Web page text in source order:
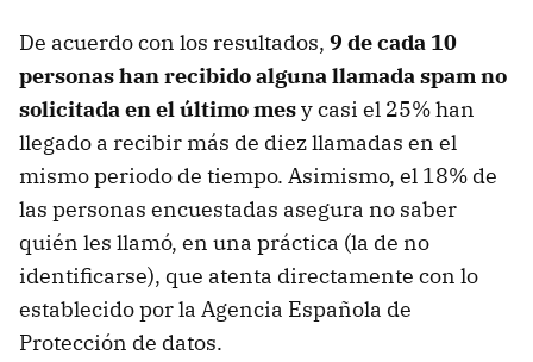
De acuerdo con los resultados, 9 de cada 10
personas han recibido alguna llamada spam no
solicitada en el último mesy casi el 25% han
llegado a recibir más de diez llamadas en el
mismo periodo de tiempo. Asimismo, el 18% de
las personas encuestadas asegura no saber
quién les llamó, en una práctica (la de no
identificarse), que atenta directamente con lo
establecido por la Agencia Española de
Protección de datos.